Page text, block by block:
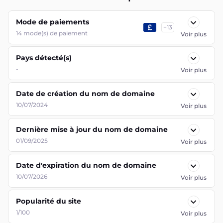
Mode de paiements
14 mode(s) de paiement
+13
Voir plus
Pays détecté(s)
- Voir plus
Date de création du nom de domaine
10/07/2024 Voir plus
Dernière mise à jour du nom de domaine
01/09/2025 Voir plus
Date d'expiration du nom de domaine
10/07/2026 Voir plus
Popularité du site
1/100 Voir plus